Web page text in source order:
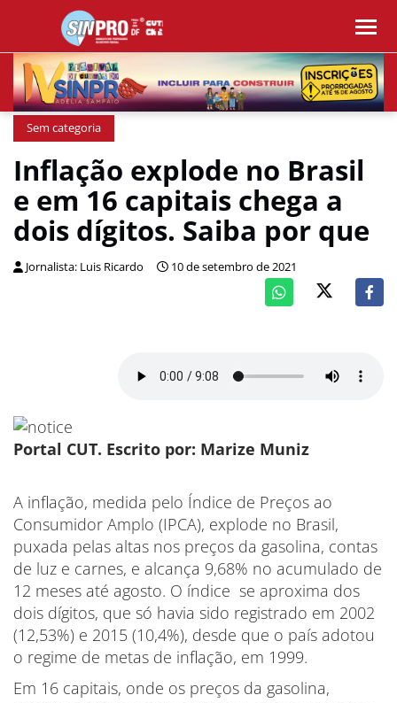
Sem categoria
Inflação explode no Brasil
e em 16 capitais chega a
dois dígitos. Saiba por que
Jornalista: Luis Ricardo 10 de setembro de 2021
Portal CUT. Escrito por: Marize Muniz
A inflação, medida pelo Índice de Preços ao
Consumidor Amplo (IPCA), explode no Brasil,
puxada pelas altas nos preços da gasolina, contas
de luz e carnes, e alcança 9,68% no acumulado de
12 meses até agosto. O índice se aproxima dos
dois dígitos, que só havia sido registrado em 2002
(12,53%) e 2015 (10,4%), desde que o país adotou
o regime de metas de inflação, em 1999.
Em 16 capitais, onde os preços da gasolina,